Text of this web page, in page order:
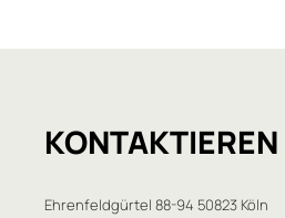
KONTAKTIEREN
Ehrenfeldgürtel 88-94 50823 Köln